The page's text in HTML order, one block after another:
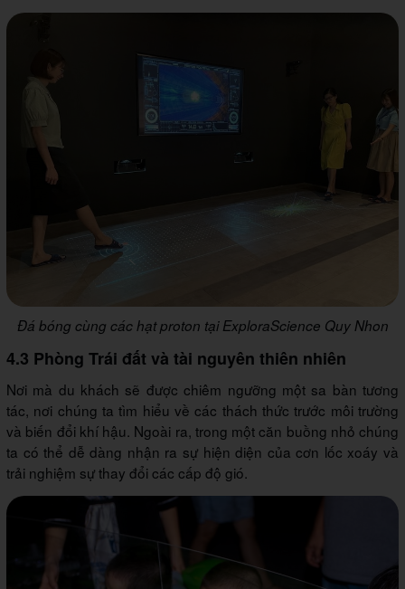
Đá bóng cùng các hạt proton tại ExploraScience Quy Nhon
4.3 Phòng Trái đất và tài nguyên thiên nhiên
Nơi mà du khách sẽ được chiêm ngưỡng một sa bàn tương
tác, nơi chúng ta tìm hiểu về các thách thức trước môi trường
và biến đổi khí hậu. Ngoài ra, trong một căn buồng nhỏ chúng
ta có thể dễ dàng nhận ra sự hiện diện của cơn lốc xoáy và
trải nghiệm sự thay đổi các cấp độ gió.